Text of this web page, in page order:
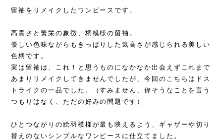
留袖をリメイクしたワンピースです。
高貴さと繁栄の象徴、桐模様の留袖。
優しい色味ながらもきっぱりした気高さが感じられる美しい
色柄です。
実は留袖は、これ！と思うものになかなか出会えずこれまで
あまりリメイクしてきませんでしたが、今回のこちらはドス
トライクの一品でした。（すみません、偉そうなことを言う
つもりはなく、ただの好みの問題です）
ひとつながりの絵羽模様が最も映えるよう、ギャザーや切り
替えのないシンプルなワンピースに仕立てました。